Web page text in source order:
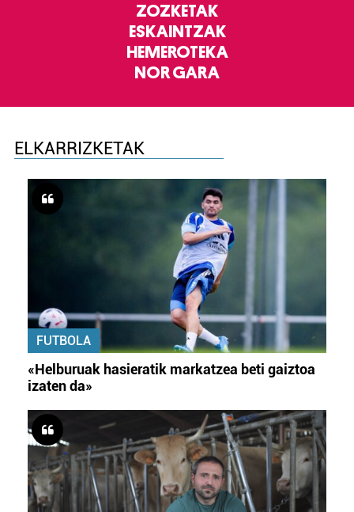
ZOZKETAK
ESKAINTZAK
HEMEROTEKA
NOR GARA
ELKARRIZKETAK
FUTBOLA
«Helburuak hasieratik markatzea beti gaiztoa
izaten da»